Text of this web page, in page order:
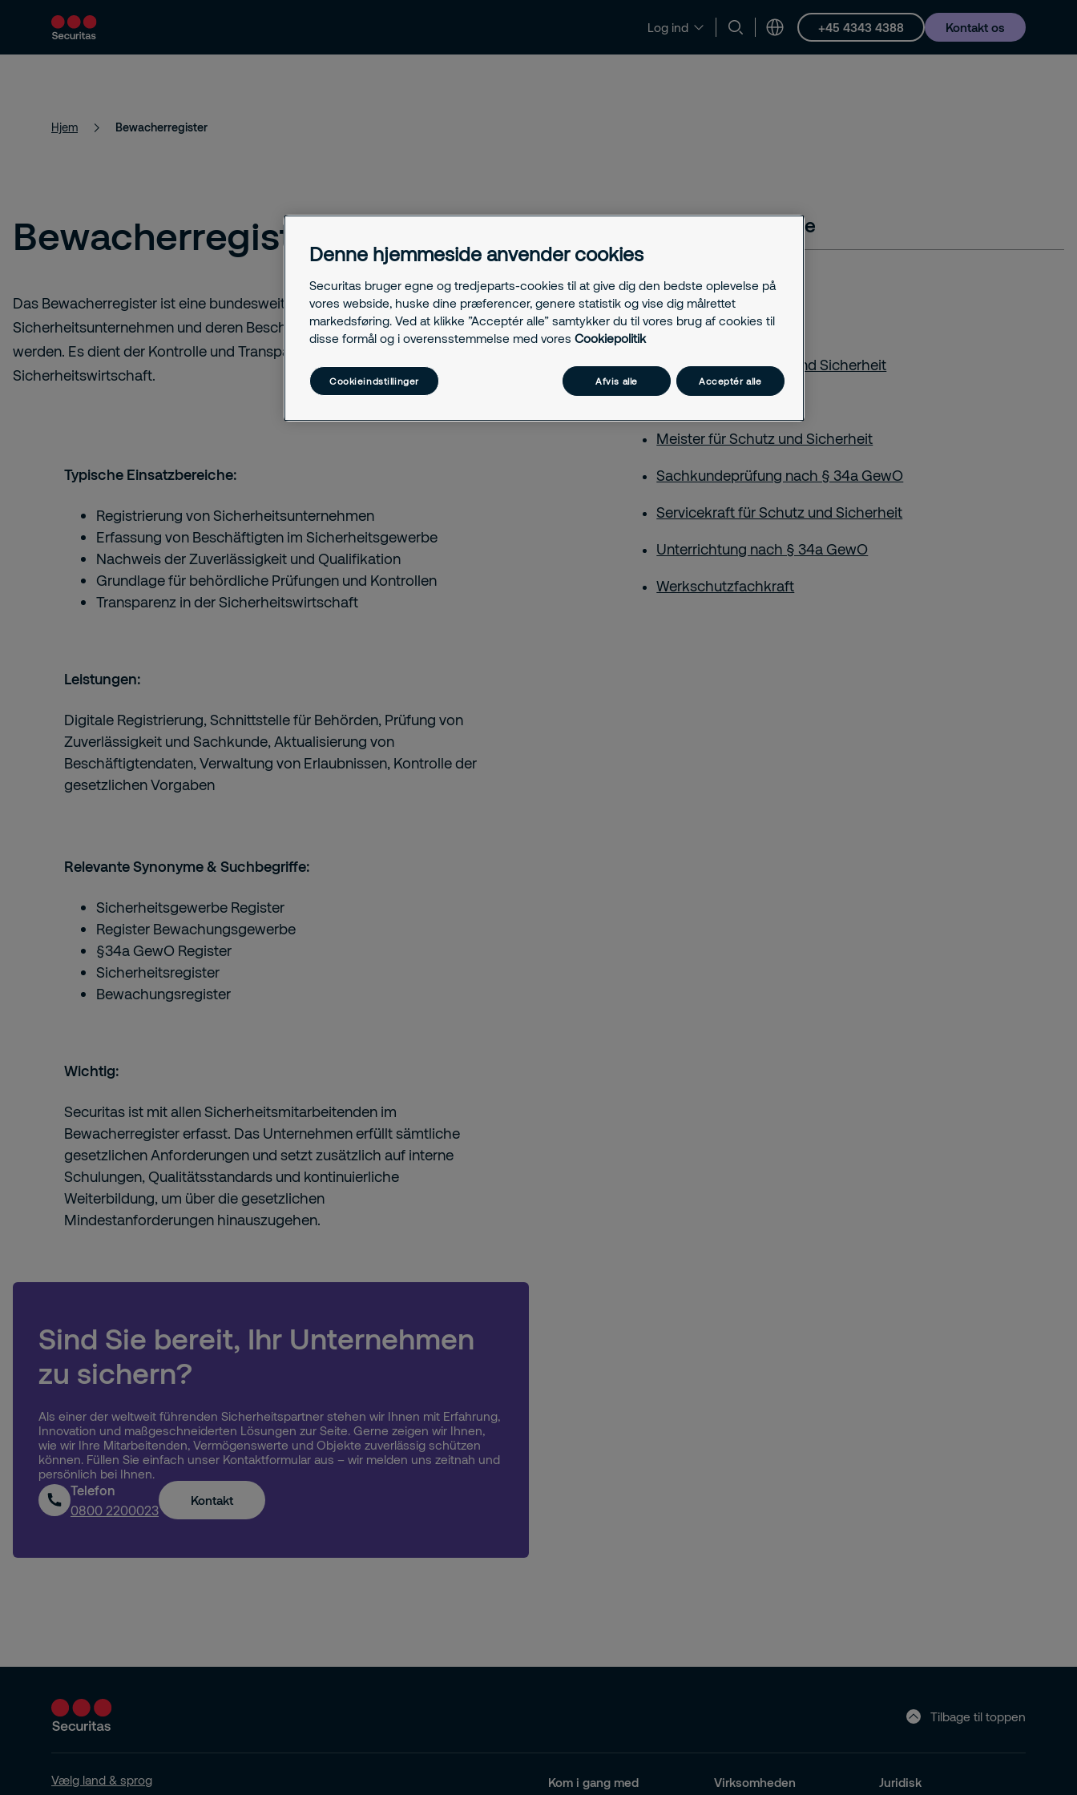
Log ind +45 4343 4388 Kontakt os
Hjem Bewacherregister
Bewacherregister
Das Bewacherregister ist eine bundesweite Datenbank, in der
Sicherheitsunternehmen und deren Beschäftigte nach § 34a GewO erfasst
werden. Es dient der Kontrolle und Transparenz der privaten
Sicherheitswirtschaft.
Typische Einsatzbereiche:
Registrierung von Sicherheitsunternehmen
Erfassung von Beschäftigten im Sicherheitsgewerbe
Nachweis der Zuverlässigkeit und Qualifikation
Grundlage für behördliche Prüfungen und Kontrollen
Transparenz in der Sicherheitswirtschaft
Leistungen:
Digitale Registrierung, Schnittstelle für Behörden, Prüfung von
Zuverlässigkeit und Sachkunde, Aktualisierung von
Beschäftigtendaten, Verwaltung von Erlaubnissen, Kontrolle der
gesetzlichen Vorgaben
Relevante Synonyme & Suchbegriffe:
Sicherheitsgewerbe Register
Register Bewachungsgewerbe
§34a GewO Register
Sicherheitsregister
Bewachungsregister
Wichtig:
Securitas ist mit allen Sicherheitsmitarbeitenden im
Bewacherregister erfasst. Das Unternehmen erfüllt sämtliche
gesetzlichen Anforderungen und setzt zusätzlich auf interne
Schulungen, Qualitätsstandards und kontinuierliche
Weiterbildung, um über die gesetzlichen
Mindestanforderungen hinauszugehen.
Sind Sie bereit, Ihr Unternehmen
zu sichern?
Als einer der weltweit führenden Sicherheitspartner stehen wir Ihnen mit Erfahrung,
Innovation und maßgeschneiderten Lösungen zur Seite. Gerne zeigen wir Ihnen,
wie wir Ihre Mitarbeitenden, Vermögenswerte und Objekte zuverlässig schützen
können. Füllen Sie einfach unser Kontaktformular aus – wir melden uns zeitnah und
persönlich bei Ihnen.
Telefon
0800 2200023
Kontakt
Verwandte Einträge
Qualifizierungen
§34a GewO
Fachkraft für Schutz und Sicherheit
GSSK
Meister für Schutz und Sicherheit
Sachkundeprüfung nach § 34a GewO
Servicekraft für Schutz und Sicherheit
Unterrichtung nach § 34a GewO
Werkschutzfachkraft
Tilbage til toppen
Vælg land & sprog
Kom i gang med
Virksomheden
Juridisk
Denne hjemmeside anvender cookies
Securitas bruger egne og tredjeparts-cookies til at give dig den bedste oplevelse på
vores webside, huske dine præferencer, genere statistik og vise dig målrettet
markedsføring. Ved at klikke ”Acceptér alle” samtykker du til vores brug af cookies til
disse formål og i overensstemmelse med vores Cookiepolitik
Cookieindstillinger Afvis alle Acceptér alle